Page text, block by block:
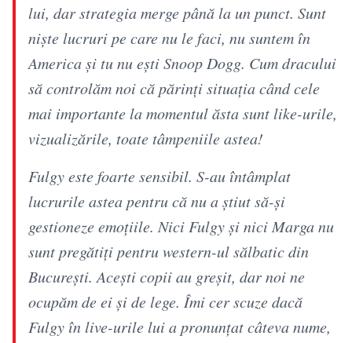
lui, dar strategia merge până la un punct. Sunt
niște lucruri pe care nu le faci, nu suntem în
America și tu nu ești Snoop Dogg. Cum dracului
să controlăm noi că părinți situația când cele
mai importante la momentul ăsta sunt like-urile,
vizualizările, toate tâmpeniile astea!
Fulgy este foarte sensibil. S-au întâmplat
lucrurile astea pentru că nu a știut să-și
gestioneze emoțiile. Nici Fulgy și nici Marga nu
sunt pregătiți pentru western-ul sălbatic din
București. Acești copii au greșit, dar noi ne
ocupăm de ei și de lege. Îmi cer scuze dacă
Fulgy în live-urile lui a pronunțat câteva nume,